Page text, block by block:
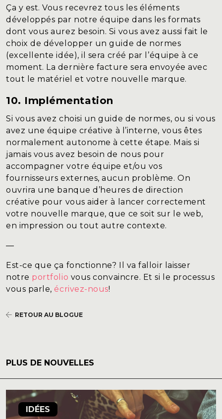
Ça y est. Vous recevrez tous les éléments
développés par notre équipe dans les formats
dont vous aurez besoin. Si vous avez aussi fait le
choix de développer un guide de normes
(excellente idée), il sera créé par l’équipeà ce
moment. La dernière facture sera envoyée avec
tout le matérielet votre nouvelle marque.
10. Implémentation
Si vous avez choisi un guide de normes, ou si vous
avez une équipe créative à l’interne, vous êtes
normalement autonome à cette étape. Mais si
jamais vous avez besoin de nous pour
accompagner votre équipe et/ou vos
fournisseurs externes, aucun problème. On
ouvrira une banque d’heures de direction
créative pour vous aider à lancer correctement
votre nouvelle marque, que ce soit sur le web,
en impression ou tout autre contexte.
—
Est-ce que ça fonctionne? Il va falloir laisser
notre portfolio vous convaincre. Et si le processus
vous parle, écrivez-nous!
RETOUR AU BLOGUE
PLUS DE NOUVELLES
IDÉES